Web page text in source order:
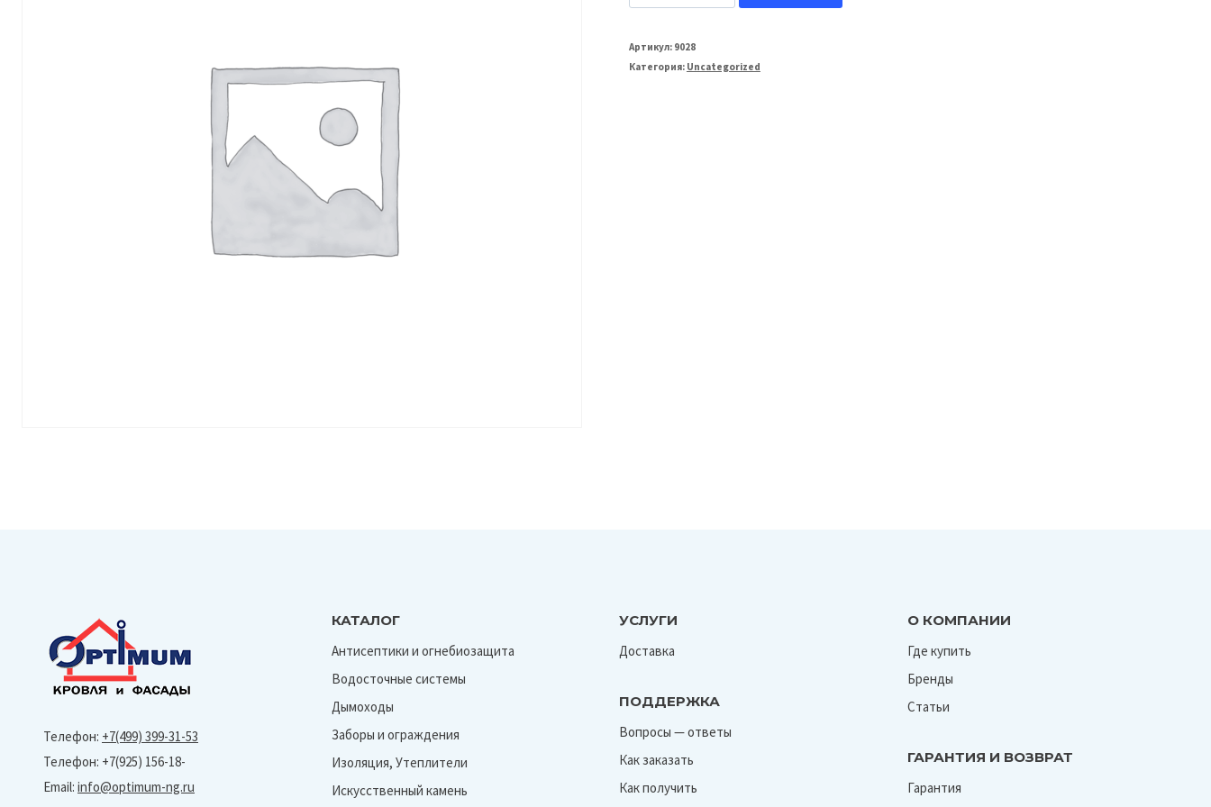
Grand
Line
Артикул: 9028
Категория: Uncategorized
Телефон: +7(499) 399-31-53
Телефон: +7(925) 156-18-
Email: info@optimum-ng.ru
КАТАЛОГ
Антисептики и огнебиозащита
Водосточные системы
Дымоходы
Заборы и ограждения
Изоляция, Утеплители
Искусственный камень
УСЛУГИ
Доставка
ПОДДЕРЖКА
Вопросы — ответы
Как заказать
Как получить
О КОМПАНИИ
Где купить
Бренды
Статьи
ГАРАНТИЯ И ВОЗВРАТ
Гарантия